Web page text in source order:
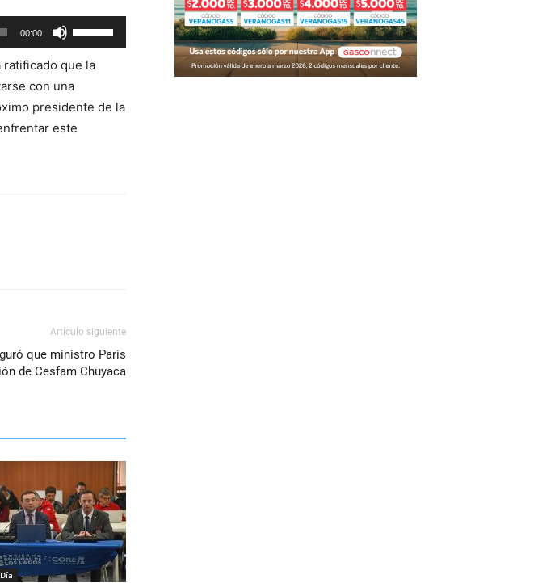
disminuir
el
00:00
las
teclas
de
flecha
arriba/abajo
ratificado que la
con una
presidente de la
este
Artículo siguiente
que ministro Paris
de Cesfam Chuyaca